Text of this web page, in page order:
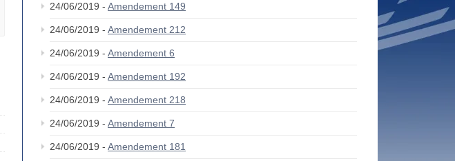
24/06/2019 - Amendement 149
24/06/2019 - Amendement 212
24/06/2019 - Amendement 6
24/06/2019 - Amendement 192
24/06/2019 - Amendement 218
24/06/2019 - Amendement 7
24/06/2019 - Amendement 181